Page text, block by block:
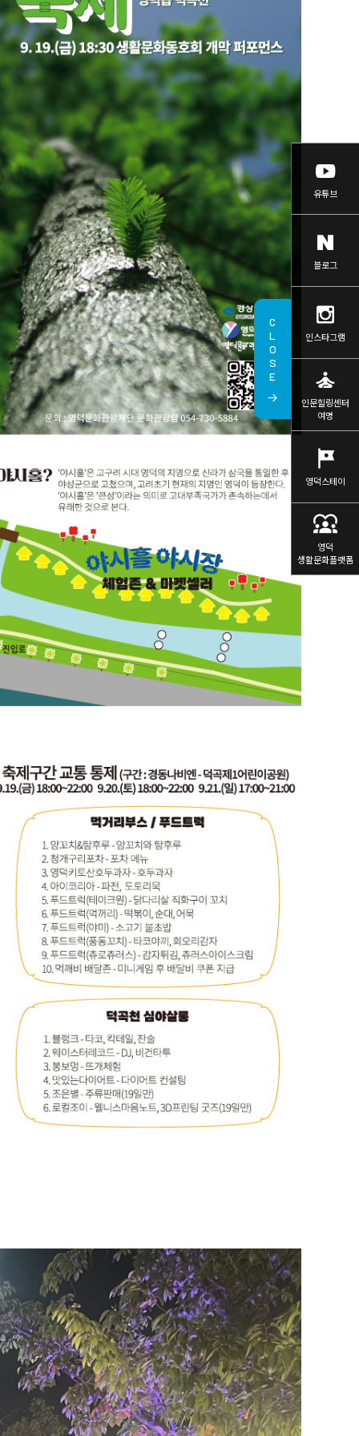
유튜브
블로그
인스타그램
self_improvement
인문힐링센터
여명
tour
영덕스테이
diversity_1
영덕
생활문화플랫폼
CLOSE